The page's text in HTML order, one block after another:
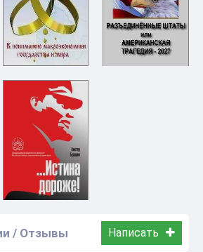
/ Отзывы Написать